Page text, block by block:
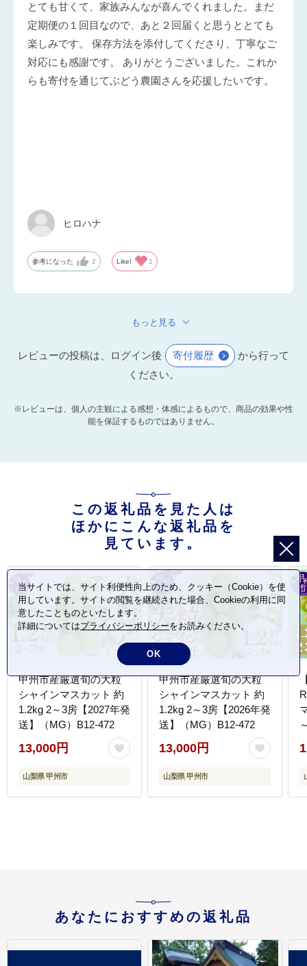
とても甘くて、家族みんなが喜んでくれました。まだ
定期便の１回目なので、あと２回届くと思うととても
楽しみです。 保存方法を添付してくださり、丁寧なご
対応にも感謝です。 ありがとうございました。これか
らも寄付を通じてぶどう農園さんを応援したいです。
ヒロハナ
参考になった 2 Like! 1
もっと見る
レビューの投稿は、ログイン後 寄付履歴
から行って
ください。
※レビューは、個人の主観による感想・体感によるもので、商品の効果や性
能を保証するものではありません。
この返礼品を見た人は
ほかにこんな返礼品を
見ています。
甲州市産厳選旬の大粒
シャインマスカット 約
1.2kg 2～3房【2027年発
送】（MG）B12-472
13,000円
山梨県 甲州市
甲州市産厳選旬の大粒
シャインマスカット 約
1.2kg 2～3房【2026年発
送】（MG）B12-472
13,000円
山梨県 甲州市
あなたにおすすめの返礼品
当サイトでは、サイト利便性向上のため、クッキー（Cookie）を使
用しています。サイトの閲覧を継続された場合、Cookieの利用に同
意したことものといたします。
詳細についてはプライバシーポリシーをお読みください。
OK